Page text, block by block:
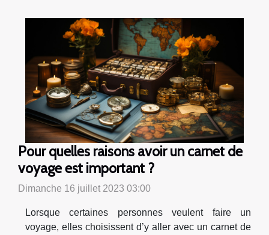
Pour quelles raisons avoir un carnet de
voyage est important ?
Dimanche 16 juillet 2023 03:00
Lorsque certaines personnes veulent faire un
voyage, elles choisissent d’y aller avec un carnet de